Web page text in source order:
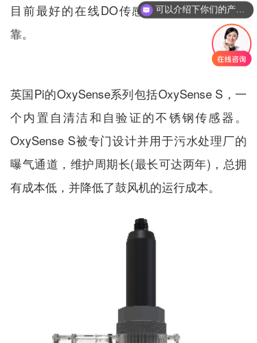
目前最好的在线DO传感器，特别皮实和可
靠。
英国Pi的OxySense系列包括OxySense S，一
个内置自清洁和自验证的不锈钢传感器。
OxySense S被专门设计并用于污水处理厂的
曝气通道，维护周期长(最长可达两年)，总拥
有成本低，并降低了鼓风机的运行成本。
可以介绍下你们的产品么